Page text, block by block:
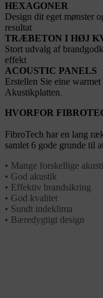
HEXAGONER
Design dit eget mønster
resultat
TRÆBETON I HØJ
Stort udvalg af
effekt
ACOUSTIC PANELS
Erstellen Sie eine
Akustikplatten.
HVORFOR
FibroTech har en lang
samlet 6 gode grunde til
• Mange forskellige
• God akustik
• Effektiv brandsikring
• God kvalitet
• Sundt indeklima
• Bæredygtigt design